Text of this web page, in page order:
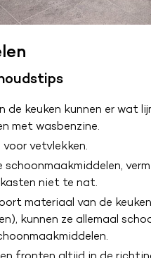
de keuken kunnen er wat
met wasbenzine.
vetvlekken.
niet te nat.
materiaal van de
kunnen ze allemaal
fronten altijd in de